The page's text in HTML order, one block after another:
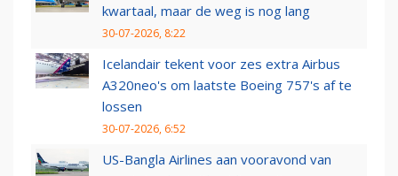
kwartaal, maar de weg is nog lang
30-07-2026, 8:22
Icelandair tekent voor zes extra Airbus
A320neo's om laatste Boeing 757's af te
lossen
30-07-2026, 6:52
US-Bangla Airlines aan vooravond van